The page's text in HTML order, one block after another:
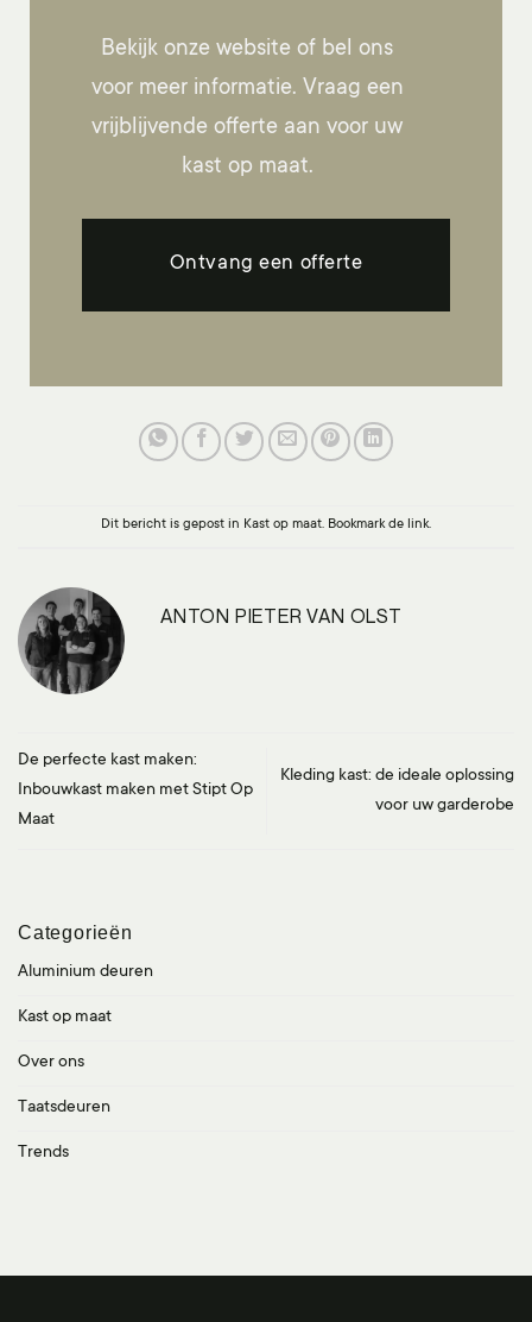
Categorieën
Aluminium deuren
Kast op maat
Over ons
Taatsdeuren
Trends
Bekijk onze website of bel ons
voor meer informatie. Vraag een
vrijblijvende offerte aan voor uw
kast op maat.
Ontvang een offerte
Dit bericht is gepost in Kast op maat. Bookmark de link.
ANTON PIETER VAN OLST
De perfecte kast maken:
Inbouwkast maken met Stipt Op
Maat
Kleding kast: de ideale oplossing
voor uw garderobe